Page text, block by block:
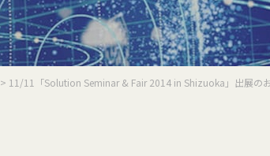
> 11/11「Solution Seminar & Fair 2014 in Shizuoka」出展の